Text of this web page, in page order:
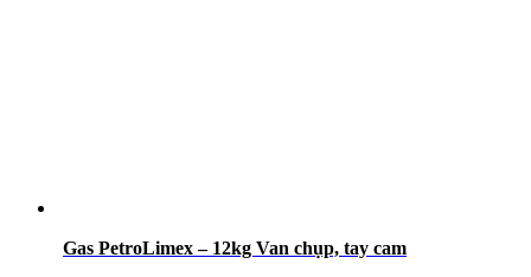
Gas PetroLimex – 12kg Van chụp, tay cam